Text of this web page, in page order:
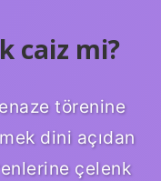
caiz mi?
törenine
dini açıdan
çelenk